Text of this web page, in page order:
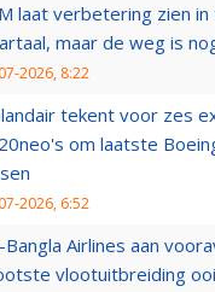
laat verbetering zien
maar de weg is
2026, 8:22
tekent voor zes
om laatste
2026, 6:52
Bangla Airlines aan
vlootuitbreiding